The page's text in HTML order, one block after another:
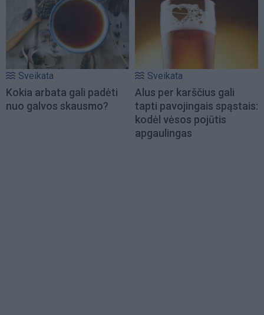
Sveikata
Kokia arbata gali padėti
nuo galvos skausmo?
Sveikata
Alus per karščius gali
tapti pavojingais spąstais:
kodėl vėsos pojūtis
apgaulingas